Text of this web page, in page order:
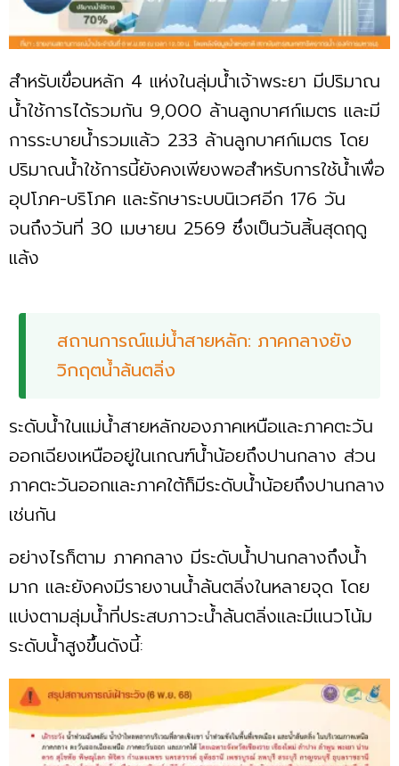
สำหรับเขื่อนหลัก 4 แห่งในลุ่มน้ำเจ้าพระยา มีปริมาณ
น้ำใช้การได้รวมกัน 9,000 ล้านลูกบาศก์เมตร และมี
การระบายน้ำรวมแล้ว 233 ล้านลูกบาศก์เมตร โดย
ปริมาณน้ำใช้การนี้ยังคงเพียงพอสำหรับการใช้น้ำเพื่อ
อุปโภค-บริโภค และรักษาระบบนิเวศอีก 176 วัน
จนถึงวันที่ 30 เมษายน 2569 ซึ่งเป็นวันสิ้นสุดฤดู
แล้ง
สถานการณ์แม่น้ำสายหลัก: ภาคกลางยัง
วิกฤตน้ำล้นตลิ่ง
ระดับน้ำในแม่น้ำสายหลักของภาคเหนือและภาคตะวัน
ออกเฉียงเหนืออยู่ในเกณฑ์น้ำน้อยถึงปานกลาง ส่วน
ภาคตะวันออกและภาคใต้ก็มีระดับน้ำน้อยถึงปานกลาง
เช่นกัน
อย่างไรก็ตาม ภาคกลาง มีระดับน้ำปานกลางถึงน้ำ
มาก และยังคงมีรายงานน้ำล้นตลิ่งในหลายจุด โดย
แบ่งตามลุ่มน้ำที่ประสบภาวะน้ำล้นตลิ่งและมีแนวโน้ม
ระดับน้ำสูงขึ้นดังนี้: